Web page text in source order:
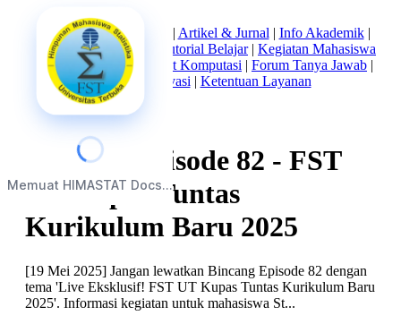
Memuat HIMASTAT Docs...
Beranda|Tentang Kami | Artikel & Jurnal | Info Akademik|
Mata Kuliah Statistika
Tutorial Belajar| Kegiatan Mahasiswa
Struktur Himpunan Alat Komputasi | Forum Tanya Jawab |
Kebijakan Privasi | Ketentuan Layanan
Bincang Episode 82 - FST
UT Kupas Tuntas
Kurikulum Baru 2025
[19 Mei 2025] Jangan lewatkan Bincang Episode 82 dengan
tema 'Live Eksklusif! FST UT Kupas Tuntas Kurikulum Baru
2025'. Informasi kegiatan untuk mahasiswa St...